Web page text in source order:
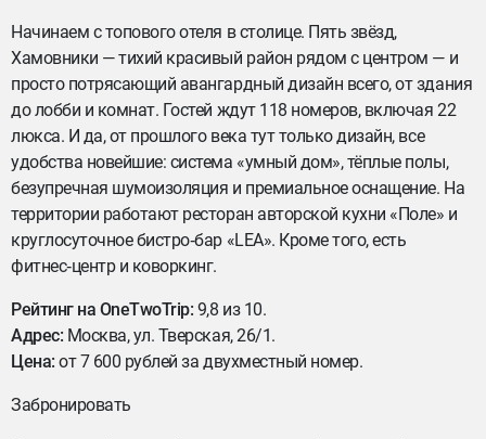
Начинаем с топового отеля в столице. Пять звёзд,
Хамовники — тихий красивый район рядом с центром — и
просто потрясающий авангардный дизайн всего, от здания
до лобби и комнат. Гостей ждут 118 номеров, включая 22
люкса. И да, от прошлого века тут только дизайн, все
удобства новейшие: система «умный дом», тёплые полы,
безупречная шумоизоляция и премиальное оснащение. На
территории работают ресторан авторской кухни «Поле» и
круглосуточное бистро‑бар «LEA». Кроме того, есть
фитнес‑центр и коворкинг.
Рейтинг на OneTwoTrip: 9,8 из 10.
Адрес: Москва, ул. Тверская, 26/1.
Цена:от 7 600 рублей за двухместный номер.
Забронировать